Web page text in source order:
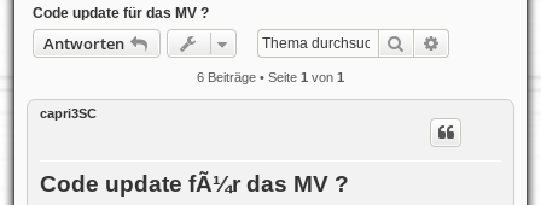
Code update für das MV ?
Antworten Suche
6 Beiträge • Seite 1 von 1
capri3SC
Code update fÃ¼r das MV ?